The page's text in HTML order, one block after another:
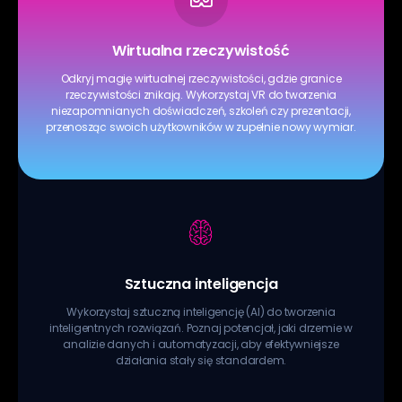
Wirtualna rzeczywistość
Odkryj magię wirtualnej rzeczywistości, gdzie granice
rzeczywistości znikają. Wykorzystaj VR do tworzenia
niezapomnianych doświadczeń, szkoleń czy prezentacji,
przenosząc swoich użytkowników w zupełnie nowy wymiar.
Sztuczna inteligencja
Wykorzystaj sztuczną inteligencję (AI) do tworzenia
inteligentnych rozwiązań. Poznaj potencjał, jaki drzemie w
analizie danych i automatyzacji, aby efektywniejsze
działania stały się standardem.